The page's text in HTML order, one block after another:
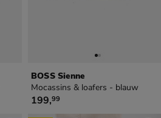
BOSS Sienne
Mocassins & loafers - blauw
€ 199,99
199,99